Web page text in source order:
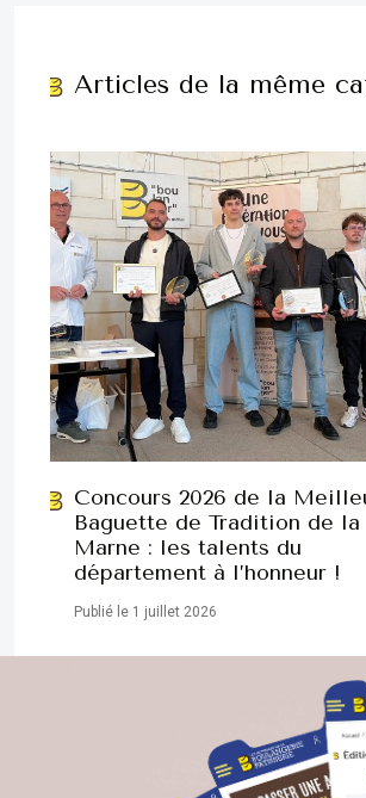
Articles de la même
Concours 2026 de la
Baguette de Tradition de la
Marne : les talents du
département à l’honneur !
Publié le 1 juillet 2026